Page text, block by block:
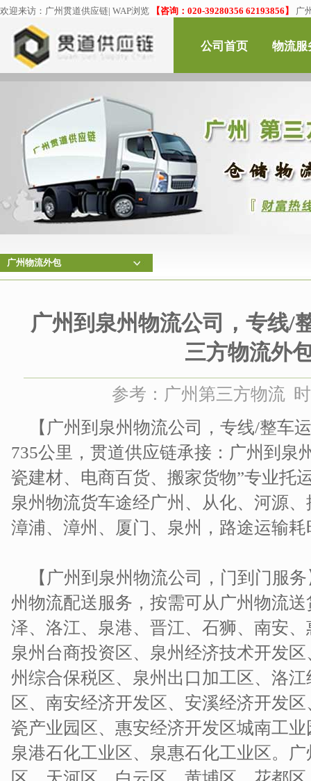
欢迎来访： 广州贯道供应链| WAP浏览 【咨询：020-39280356 62193856】 广
公司首页 物流服
广州物流外包
广州到泉州物流公司，专线/
三方物流外
参考：广州第三方物流
【广州到泉州物流公司，专线/整车
735公里，贯道供应链承接：广州到泉
瓷建材、电商百货、搬家货物”专业托
泉州物流货车途经广州、从化、河源
漳浦、漳州、厦门、泉州，路途运输
【广州到泉州物流公司，门到门服
州物流配送服务，按需可从广州物流
泽、洛江、泉港、晋江、石狮、南安
泉州台商投资区、泉州经济技术开发
州综合保税区、泉州出口加工区、洛
区、南安经济开发区、安溪经济开发
瓷产业园区、惠安经济开发区城南工
泉港石化工业区、泉惠石化工业区。